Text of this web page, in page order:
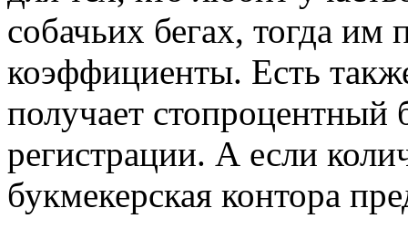
собачьих бегах, тогда
коэффициенты. Есть
получает стопроцентный
регистрации. А если
букмекерская контора